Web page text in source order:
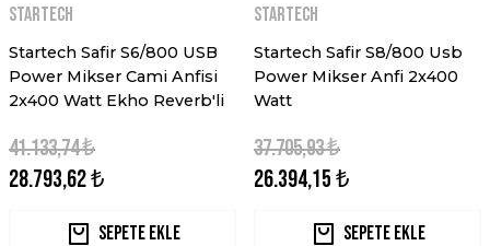
STARTECH
Startech Safir S6/800 USB
Power Mikser Cami Anfisi
2x400 Watt Ekho Reverb'li
28.793,62 ₺
41.133,74 ₺
Sepete Ekle
STARTECH
Startech Safir S8/800 Usb
Power Mikser Anfi 2x400
Watt
26.394,15 ₺
37.705,93 ₺
Sepete Ekle